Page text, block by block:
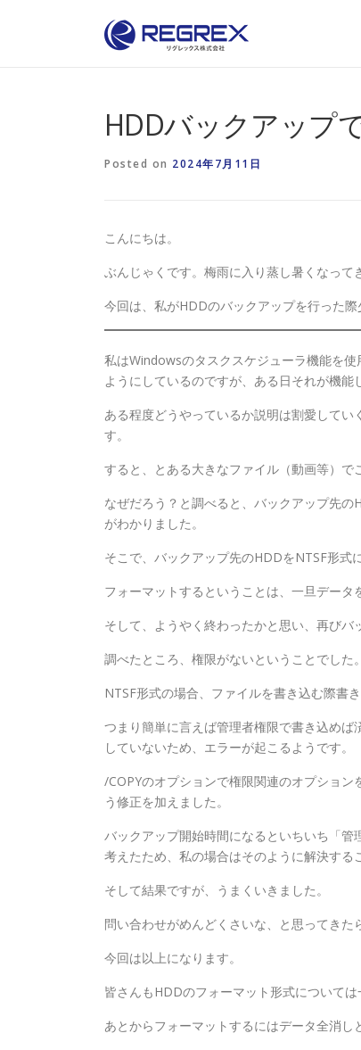
HDDバックアップ
Posted on 2024年7月11日
こんにちは。
ぶんじゃくです。梅雨に入り蒸し暑くなって
今回は、私がHDDのバックアップを行った際
私はWindowsのタスクスケジューラ機能を
ようにしているのですが、ある日それが機能
ある程度どうやっているか説明は割愛して
す。
すると、とある大きなファイル（動画等）で
なぜだろう？と調べると、バックアップ先
がわかりました。
そこで、バックアップ先のHDDをNTSF形式
フォーマットするということは、一旦データ
そして、ようやく終わったかと思い、再び
調べたところ、権限がないということでした。
NTSF形式の場合、ファイルを書き込む際書
つまり簡単に言えば管理者権限で書き込め
していないため、エラーが起こるようです。
/COPYのオプションで権限関連のオプショ
う修正を加えました。
バックアップ開始時間になるといちいち「
考えたため、私の場合はそのように解決する
そして結果ですが、うまくいきました。
問い合わせがめんどくさいな、と思ってきた
今回は以上になります。
皆さんもHDDのフォーマット形式については
あとからフォーマットするにはデータ全消し